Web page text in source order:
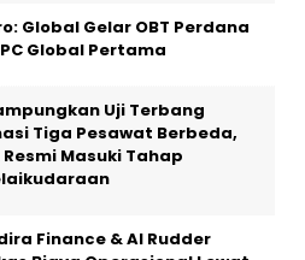
Global Gelar OBT Perdana
Global Pertama
Uji Terbang
Tiga Pesawat Berbeda,
Masuki Tahap
Finance & AI Rudder